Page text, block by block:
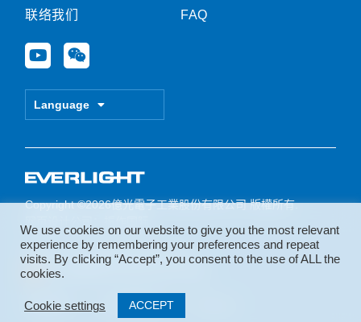
联络我们
Y
o
u
e
W
e
i
Language
FAQ
Copyright ©2026億光電子工業股份有限公司 版權所有.
备案号：苏ICP备2020067806号
苏公网安备 32050902101238号
隐私政策 会员服务条款
We use cookies on our website to give you the most relevant
experience by remembering your preferences and repeat
visits. By clicking “Accept”, you consent to the use of ALL the
cookies.
Cookie settings ACCEPT